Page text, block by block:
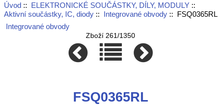
Úvod:: ELEKTRONICKÉ SOUČÁSTKY, DÍLY, MODULY::
Aktivní součástky, IC, diody:: Integrované obvody:: FSQ0365RL
Integrované obvody
Zboží 261/1350
FSQ0365RL